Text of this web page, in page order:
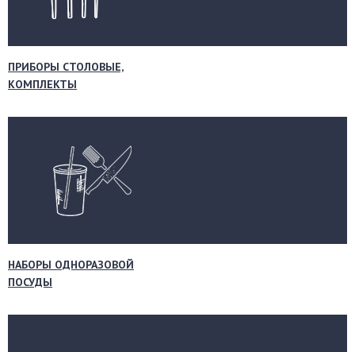
ПРИБОРЫ СТОЛОВЫЕ,
КОМПЛЕКТЫ
НАБОРЫ ОДНОРАЗОВОЙ
ПОСУДЫ